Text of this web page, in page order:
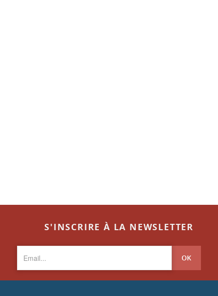
S'INSCRIRE À LA NEWSLETTER
OK